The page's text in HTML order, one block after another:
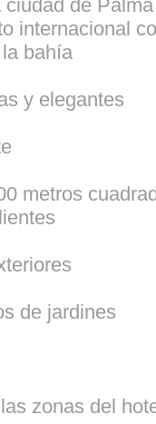
de
internacional
bahía
y elegantes
metros
de jardines
zonas del